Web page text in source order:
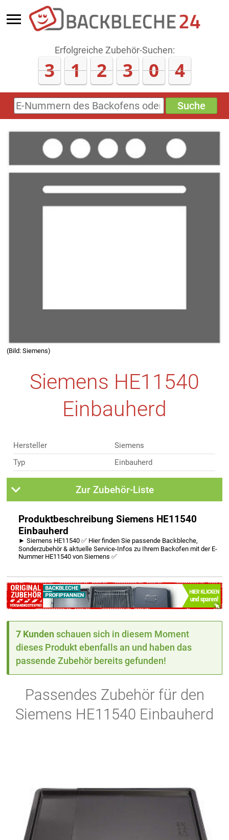
Erfolgreiche Zubehör-Suchen:
3 1 2 3 0 4
E-
Nummern
Sonderzeichen)
Suche
(Bild: Siemens)
Siemens HE11540
Einbauherd
Hersteller
Siemens
Typ
Einbauherd
Zur Zubehör-Liste
Produktbeschreibung Siemens HE11540
Einbauherd
► Siemens HE11540 ✅ Hier finden Sie passende Backbleche,
Sonderzubehör & aktuelle Service-Infos zu Ihrem Backofen mit der E-
Nummer HE11540 von Siemens ✅
7 Kunden schauen sich in diesem Moment
dieses Produkt ebenfalls an und haben das
passende Zubehör bereits gefunden!
Passendes Zubehör für den
Siemens HE11540 Einbauherd